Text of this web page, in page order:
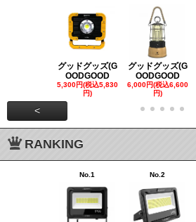
グッドグッズ(G
OODGOOD
5,300円(税込5,830
円)
グッドグッズ(G
OODGOOD
6,000円(税込6,600
円)
<
RANKING
No.1 No.2